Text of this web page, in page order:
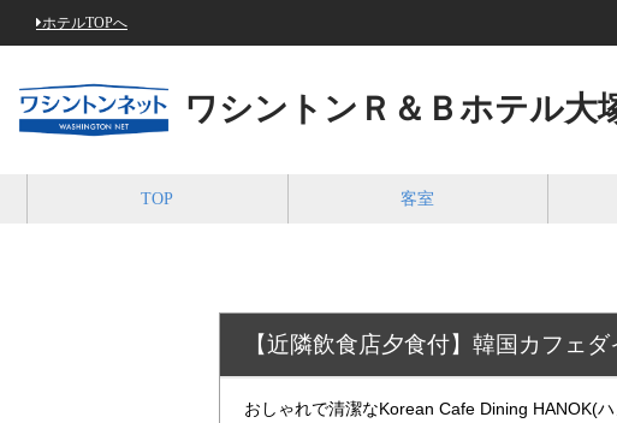
ホテルTOPへ
ワシントンＲ＆Ｂホテル大
TOP 客室
【近隣飲食店夕食付】韓国カフェ
おしゃれで清潔なKorean Cafe Dining HANOK(